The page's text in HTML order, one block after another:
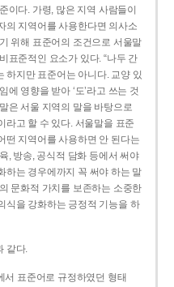
이다. 가령, 많은 지역 사람들이
의 지역어를 사용한다면 의사소
위해 표준어의 조건으로 서울말
표준적인 요소가 있다. “나두 간
하지만 표준어는 아니다. 교양 있
에 영향을 받아 ‘도’라고 쓰는 것
은 서울 지역의 말을 바탕으로
라고 할 수 있다. 서울말을 표준
떤 지역어를 사용하면 안 된다는
, 방송, 공식적 담화 등에서 써야
하는 경우에까지 꼭 써야 하는 말
문화적 가치를 보존하는 소중한
식을 강화하는 긍정적 기능을 하
같다.
서 표준어로 규정하였던 형태